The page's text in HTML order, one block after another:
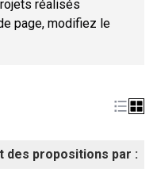
réalisés
page, modifiez le
des propositions par :